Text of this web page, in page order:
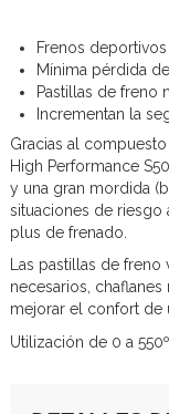
Frenos
Mínima pérdida
Pastillas de freno
Incrementan la
Gracias al
High Performance
y una gran mordida
situaciones de riesgo
plus de frenado.
Las pastillas de
necesarios,
mejorar el confort de
Utilización de 0 a